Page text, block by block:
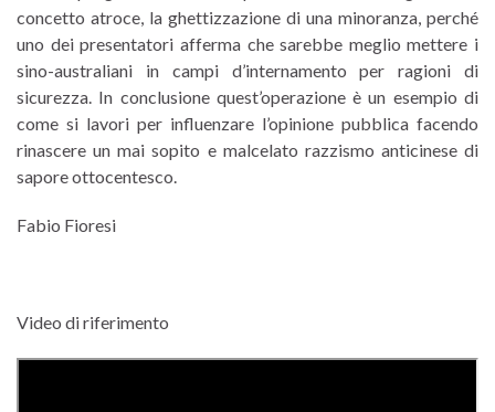
concetto atroce, la ghettizzazione di una minoranza, perché
uno dei presentatori afferma che sarebbe meglio mettere i
sino-australiani in campi d’internamento per ragioni di
sicurezza. In conclusione quest’operazione è un esempio di
come si lavori per influenzare l’opinione pubblica facendo
rinascere un mai sopito e malcelato razzismo anticinese di
sapore ottocentesco.
Fabio Fioresi
Video di riferimento